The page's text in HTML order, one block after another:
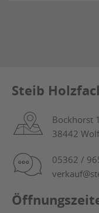
Steib
Bockhorst 1
38442
05362 /